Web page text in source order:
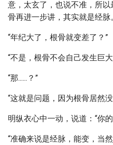
意，太玄了，也说不准，所
骨再进一步讲，其实就是经脉
“年纪大了，根骨就变差了？”
“不是，根骨不会自己发生巨
“那......？”
“这就是问题，因为根骨居然
明纵衣心中一动，说道：“你
“准确来说是经脉，能变，当